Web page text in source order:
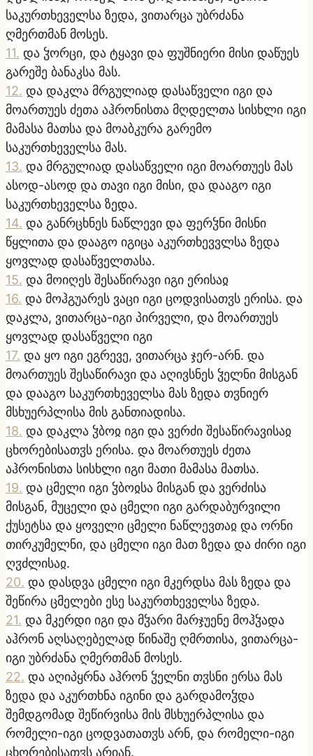
საკურთხეველსა ზედა, ვითარცა უბრძანა
ღმერთმან მოსეს.
11. და ჴორცი, და ტყავი და ფუშნიერი მისი დაწუეს
გარეშე ბანაკსა მას.
12. და დაკლა მრგულიად დასაწველი იგი და
მოართუეს ძეთა აჰრონისთა მღდელთა სისხლი იგი
მამასა მათსა და მოაბკურა გარემო
საკურთხეველსა მას.
13. და მრგულიად დასაწველი იგი მოართუეს მას
ასოდ-ასოდ და თავი იგი მისი, და დააგო იგი
საკურთხეველსა ზედა.
14. და განრცხნეს ნაწლევი და ფერჴნი მისნი
წყლითა და დააგო იგიცა აკურთხევვლსა ზედა
ყოვლად დასაწველთასა.
15. და მოიღეს შესაწირავი იგი ერისაჲ
16. და მოჰგუარეს ვაცი იგი ცოდვისათჳს ერისა. და
დაკლა, ვითარცა-იგი პირველი, და მოართუეს
ყოვლად დასაწველი იგი
17. და ყო იგი ეგრევე, ვითარცა ჯერ-არნ. და
მოართუეს შესაწირავი და აღივსნეს ჴელნი მისგან
და დააგო საკურთხეველსა მას ზედა თჳნიერ
მსხუერპლისა მის განთიადისა.
18. და დაკლა ჴბოჲ იგი და ვერძი შესაწირავისაჲ
ცხორებისათჳს ერისა. და მოართუეს ძეთა
აჰრონისთა სისხლი იგი მათი მამასა მათსა.
19. და ცმელი იგი ჴბოჲსა მისგან და ვერძისა
მისგან, მუცელი და ცმელი იგი გარდაბურვილი
ქუსეტსა და ყოველი ცმელი ნაწლევთაჲ და ორნი
თირკუმელნი, და ცმელი იგი მათ ზედა და ძირი იგი
ღჳძლისაჲ.
20. და დასდვა ცმელი იგი მკერდსა მას ზედა და
შეწირა ცმელები ესე საკურთხეველსა ზედა.
21. და მკერდი იგი და მჴარი მარჯუენე მოჰჴადა
აჰრონ აღსაღებელად წინაშე ღმრთისა, ვითარცა-
იგი უბრძანა ღმერთმან მოსეს.
22. და აღიპყრნა აჰრონ ჴელნი თჳსნი ერსა მას
ზედა და აკურთხნა იგინი და გარდამოჴდა
შემდგომად შეწირვისა მის მსხუერპლისა და
რომელი-იგი ცოდვათათჳს არნ, და რომელი-იგი
ცხორებისათჳს არიან.